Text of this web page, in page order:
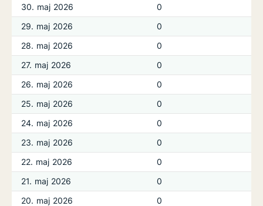
30. maj 2026
0
29. maj 2026
0
28. maj 2026
0
27. maj 2026
0
26. maj 2026
0
25. maj 2026
0
24. maj 2026
0
23. maj 2026
0
22. maj 2026
0
21. maj 2026
0
20. maj 2026
0